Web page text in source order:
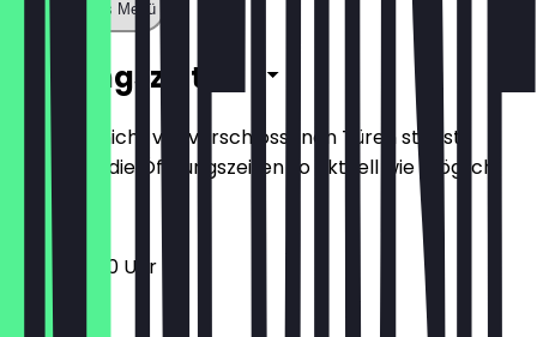
Zeige ganzes Menü
Öffnungszeiten
Damit du nicht vor verschlossenen Türen stehst,
halten wir die Öffnungszeiten so aktuell wie möglich.
11:00 - 23:00 Uhr